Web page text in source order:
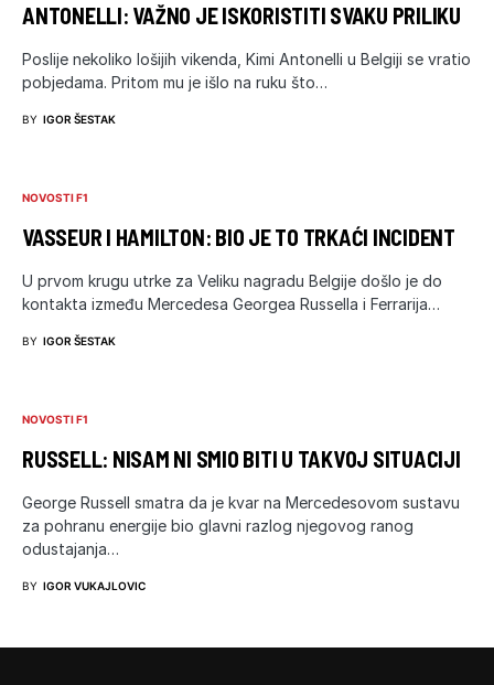
ANTONELLI: VAŽNO JE ISKORISTITI SVAKU PRILIKU
Poslije nekoliko lošijih vikenda, Kimi Antonelli u Belgiji se vratio
pobjedama. Pritom mu je išlo na ruku što…
BY IGOR ŠESTAK
NOVOSTI F1
VASSEUR I HAMILTON: BIO JE TO TRKAĆI INCIDENT
U prvom krugu utrke za Veliku nagradu Belgije došlo je do
kontakta između Mercedesa Georgea Russella i Ferrarija…
BY IGOR ŠESTAK
NOVOSTI F1
RUSSELL: NISAM NI SMIO BITI U TAKVOJ SITUACIJI
George Russell smatra da je kvar na Mercedesovom sustavu
za pohranu energije bio glavni razlog njegovog ranog
odustajanja…
BY IGOR VUKAJLOVIC